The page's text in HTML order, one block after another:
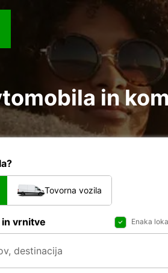
in
Tovorna vozila
vrnitve Enaka